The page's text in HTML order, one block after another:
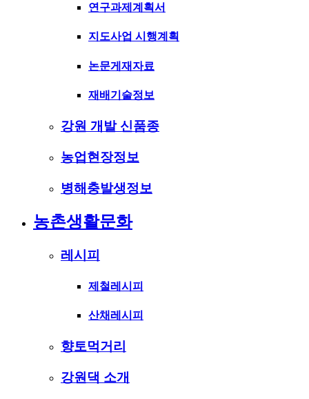
연구과제계획서
지도사업 시행계획
논문게재자료
재배기술정보
강원 개발 신품종
농업현장정보
병해충발생정보
농촌생활문화
레시피
제철레시피
산채레시피
향토먹거리
강원댁 소개